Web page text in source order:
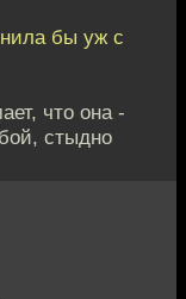
бы уж с
что она -
стыдно